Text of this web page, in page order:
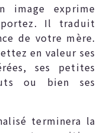
image exprime
Il traduit
de votre mère.
en valeur ses
ses petites
ou bien ses
terminera la